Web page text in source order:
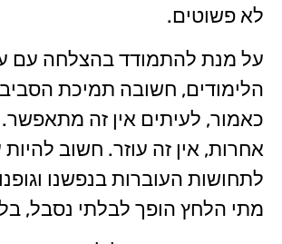
לא פשוטים.
על מנת להתמודד בהצלחה עם
הלימודים, חשובה תמיכת
כאמור, לעיתים אין זה מתאפשר.
אחרות, אין זה עוזר. חשוב להיות
לתחושות העוברות בנפשנו
מתי הלחץ הופך לבלתי נסבל,